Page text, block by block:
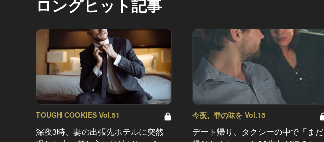
ロングヒット記事
TOUGH COOKIES Vol.51
深夜3時、妻の出張先ホテルに突然
今夜、罪の味を Vol.15
デート帰り、タクシーの中で「まだ